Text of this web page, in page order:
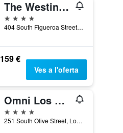
The Westin Bonaventure Hotel & Suites, Los Angeles
4 estrelles
404 South Figueroa Street, Los Angeles, CA, Estats Units
159 €
Ves a l'oferta
Omni Los Angeles Hotel at California Plaza
4 estrelles
251 South Olive Street, Los Angeles, CA, Estats Units